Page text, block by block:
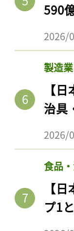
590
2026/
製造業
【
治具
2026/
食品
【
プ1